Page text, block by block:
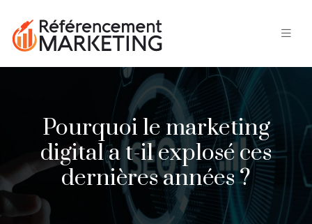
Pourquoi le marketing
digital a t-il explosé ces
dernières années ?